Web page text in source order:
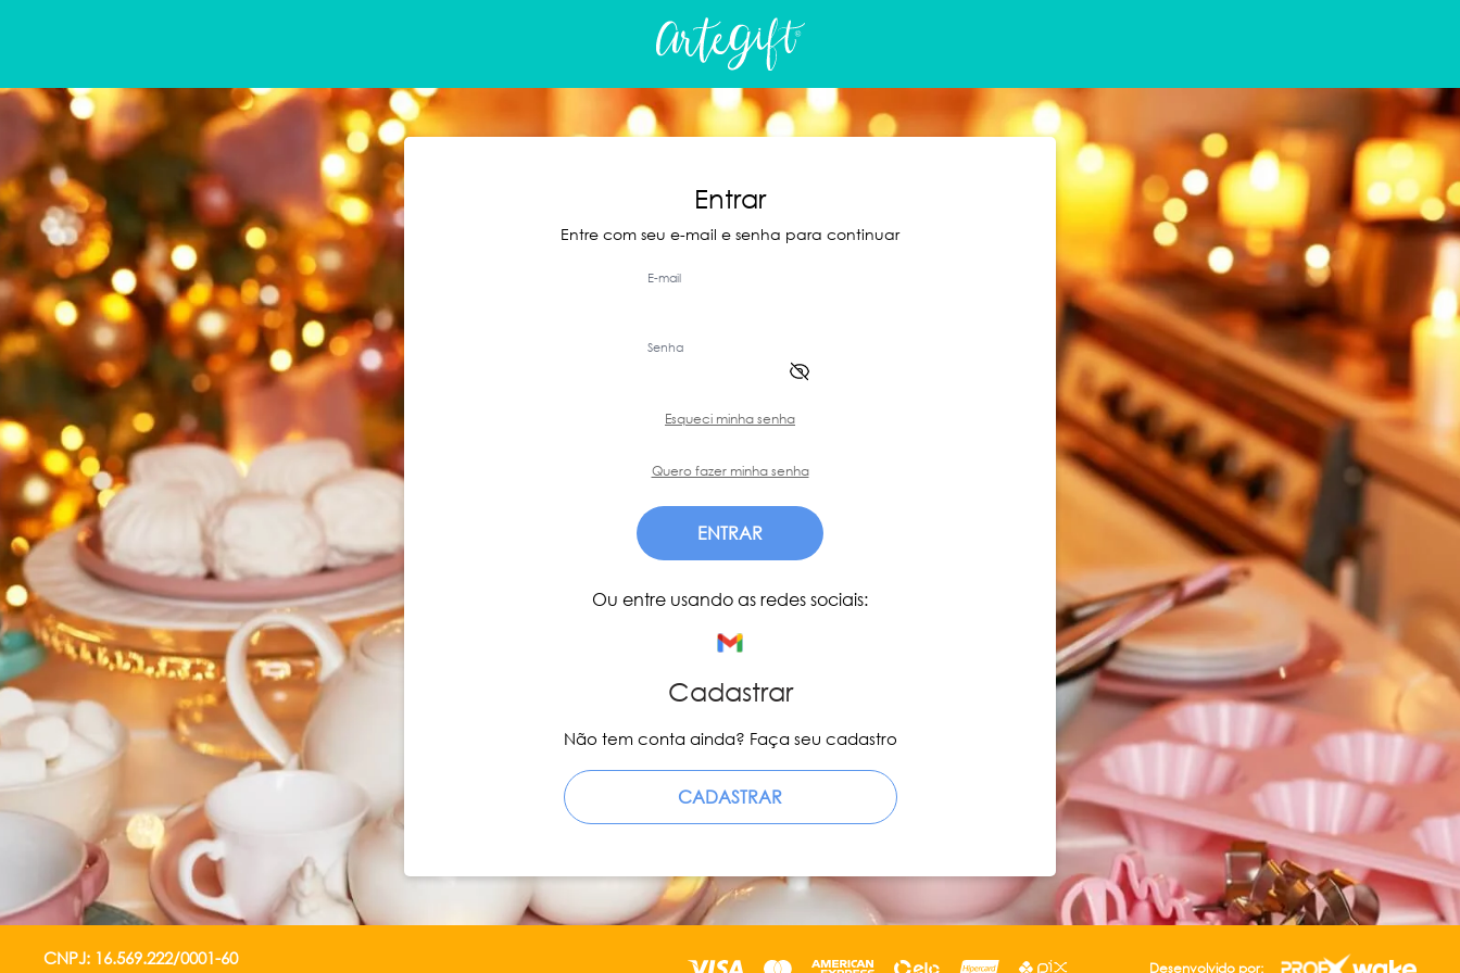
Entrar
Entre com seu e-mail e senha para continuar
E-mail
Senha
Esqueci minha senha
Quero fazer minha senha
ENTRAR
Ou entre usando as redes sociais:
Cadastrar
Não tem conta ainda? Faça seu cadastro
CADASTRAR
CNPJ: 16.569.222/0001-60
Desenvolvido por: